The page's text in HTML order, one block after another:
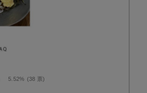
5.52% (38 票)